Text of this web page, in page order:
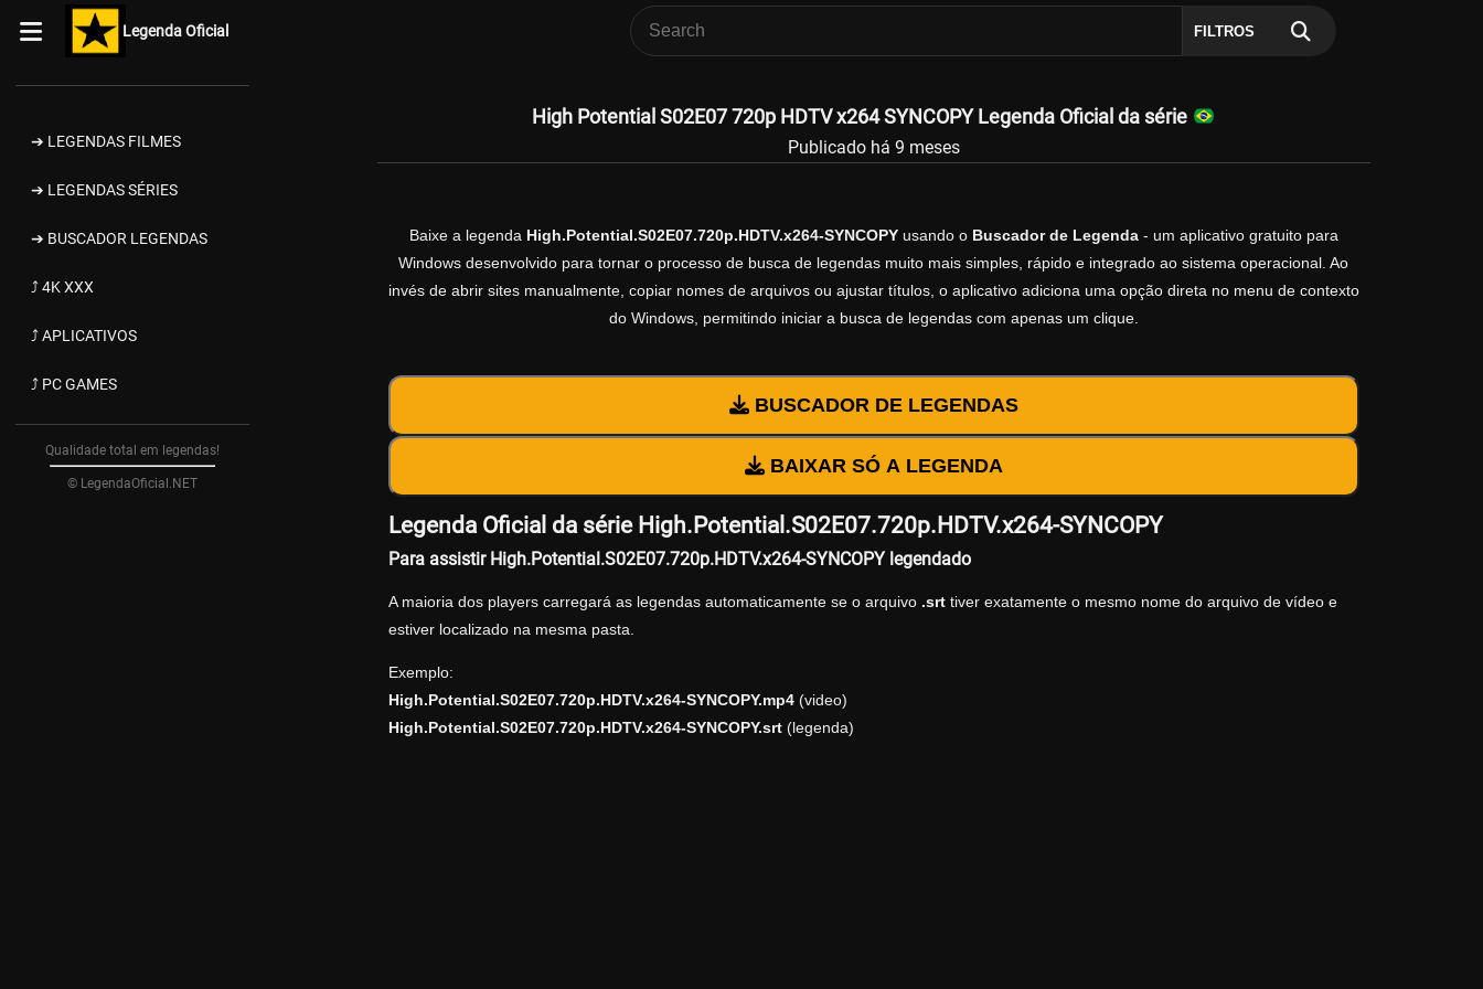
Legenda Oficial FILTROS
➔ LEGENDAS FILMES
➔ LEGENDAS SÉRIES
➔ BUSCADOR LEGENDAS
⤴ 4K XXX
⤴ APLICATIVOS
⤴ PC GAMES
Qualidade total em legendas!
© LegendaOficial.NET
High Potential S02E07 720p HDTV x264 SYNCOPY Legenda Oficial da série
Publicado há 9 meses
Baixe a legenda High.Potential.S02E07.720p.HDTV.x264-SYNCOPYusando o Buscador de Legenda- um aplicativo gratuito para
Windows desenvolvido para tornar o processo de busca de legendas muito mais simples, rápido e integrado ao sistema operacional. Ao
invés de abrir sites manualmente, copiar nomes de arquivos ou ajustar títulos, o aplicativo adiciona uma opção direta no menu de contexto
do Windows, permitindo iniciar a busca de legendas com apenas um clique.
BUSCADOR DE LEGENDAS
BAIXAR SÓ A LEGENDA
Legenda Oficial da série High.Potential.S02E07.720p.HDTV.x264-SYNCOPY
Para assistir High.Potential.S02E07.720p.HDTV.x264-SYNCOPY legendado
A maioria dos players carregará as legendas automaticamente se o arquivo .srttiver exatamente o mesmo nome do arquivo de vídeo e
estiver localizado na mesma pasta.
Exemplo:
High.Potential.S02E07.720p.HDTV.x264-SYNCOPY.mp4(video)
High.Potential.S02E07.720p.HDTV.x264-SYNCOPY.srt(legenda)